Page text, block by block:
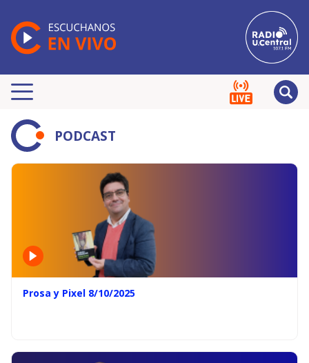
PODCAST
Prosa y Pixel 8/10/2025